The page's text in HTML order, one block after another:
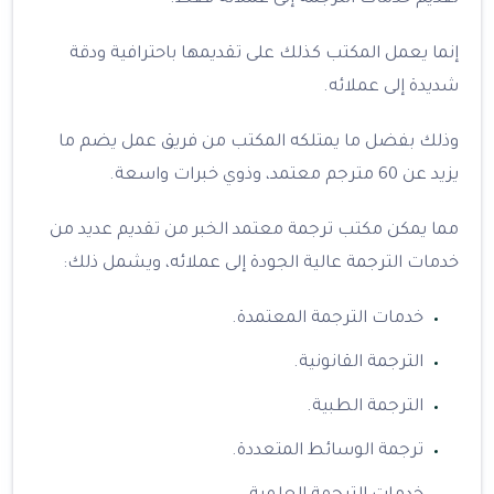
إنما يعمل المكتب كذلك على تقديمها باحترافية ودقة
شديدة إلى عملائه.
وذلك بفضل ما يمتلكه المكتب من فريق عمل يضم ما
يزيد عن 60 مترجم معتمد، وذوي خبرات واسعة.
مما يمكن مكتب ترجمة معتمد الخبر من تقديم عديد من
خدمات الترجمة عالية الجودة إلى عملائه، ويشمل ذلك:
خدمات الترجمة المعتمدة.
الترجمة القانونية.
الترجمة الطبية.
ترجمة الوسائط المتعددة.